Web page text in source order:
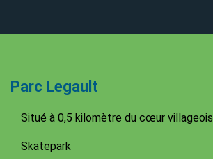
Parc Legault
Situé à 0,5 kilomètre du cœur villageois
Skatepark